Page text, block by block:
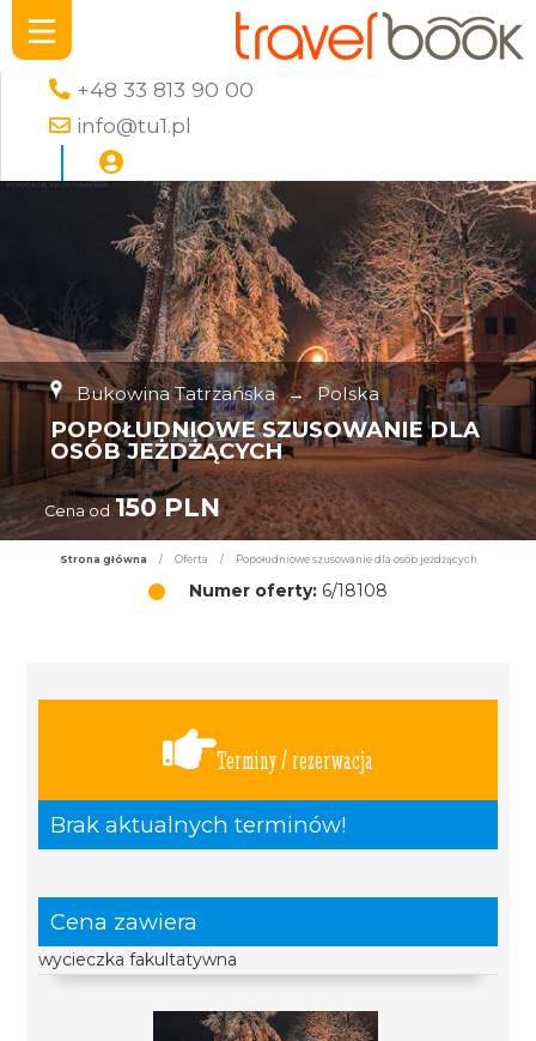
+48 33 813 90 00
info@tu1.pl
Bukowina Tatrzańska → Polska
POPOŁUDNIOWE SZUSOWANIE DLA
OSÓB JEŻDŻĄCYCH
Cena od 150 PLN
Strona główna / Oferta / Popołudniowe szusowanie dla osób jeżdżących
Numer oferty: 6/18108
Terminy / rezerwacja
Brak aktualnych terminów!
Cena zawiera
wycieczka fakultatywna